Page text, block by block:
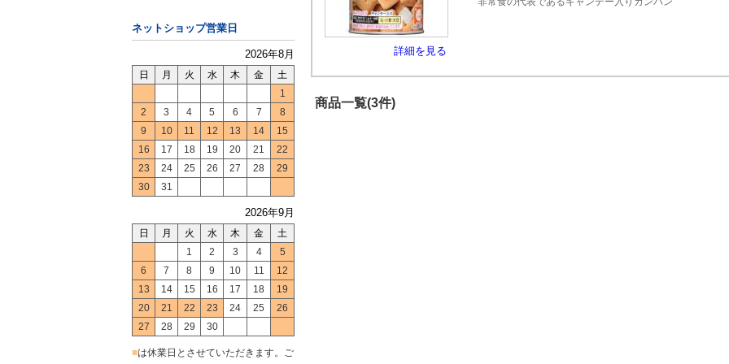
ネットショップ営業日
2026年8月
日 月 火 水 木 金
土
1
2
3 4 5 6 7
8
9
10 11 12 13 14
15
16
17 18 19 20 21
22
23
24 25 26 27 28
29
30
31
2026年9月
日 月 火 水 木 金
土
1
2 3 4
5
6
7 8 9 10 11
12
13
14 15 16 17 18
19
20
21 22 23 24 25
26
27
28 29 30
■は休業日とさせていただきます。ご
詳細を見る
商品一覧(3件)